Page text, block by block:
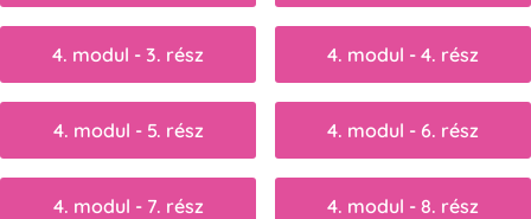
4. modul - 3. rész 4. modul - 4. rész
4. modul - 5. rész 4. modul - 6. rész
4. modul - 7. rész 4. modul - 8. rész